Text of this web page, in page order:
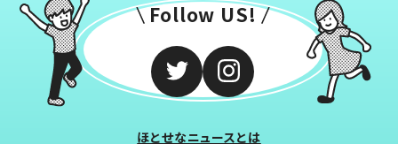
Follow US!
ほとせなニュースとは